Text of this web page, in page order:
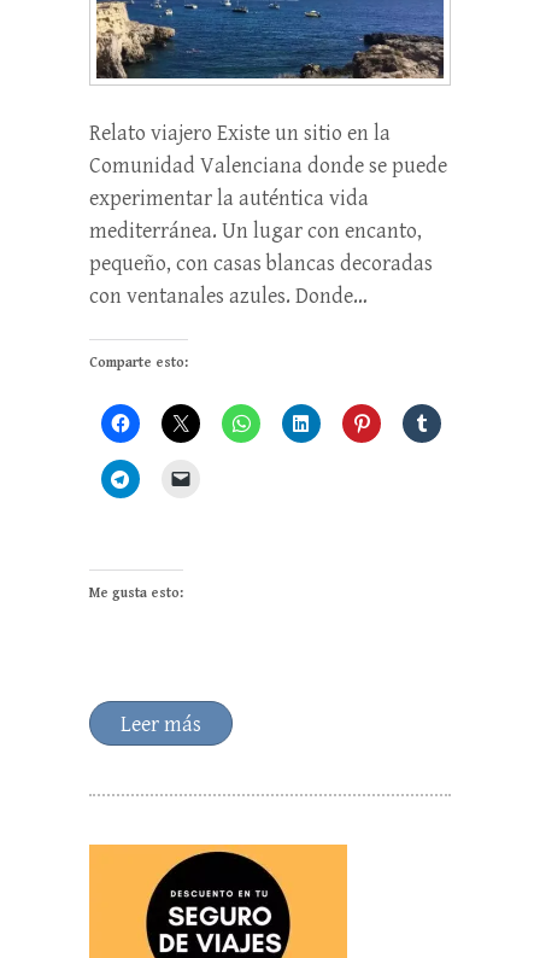
Relato viajero Existe un sitio en la
Comunidad Valenciana donde se puede
experimentar la auténtica vida
mediterránea. Un lugar con encanto,
pequeño, con casas blancas decoradas
con ventanales azules. Donde…
Comparte esto:
Me gusta esto:
Leer más